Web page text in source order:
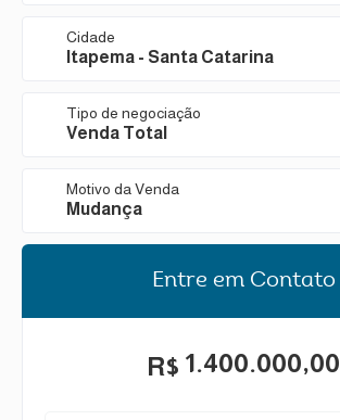
Cidade
Itapema - Santa Catarina
Tipo de negociação
Venda Total
Motivo da Venda
Mudança
Entre em Contato
R$ 1.400.000,00